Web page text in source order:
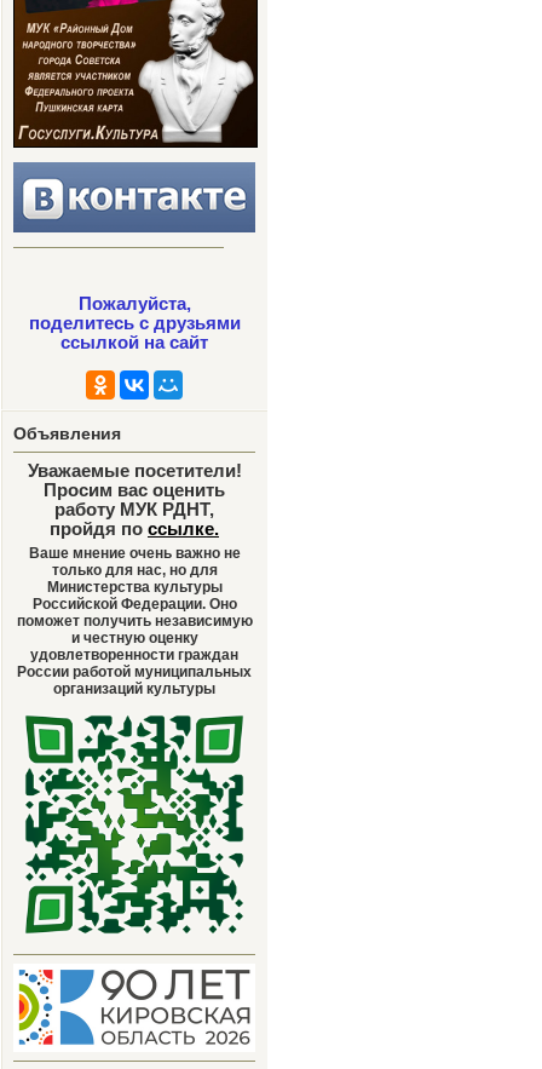
Пожалуйста,
поделитесь с друзьями
ссылкой на сайт
Объявления
Уважаемые посетители!
Просим вас оценить
работу МУК РДНТ,
пройдя по ссылке.
Ваше мнение очень важно не
только для нас, но для
Министерства культуры
Российской Федерации. Оно
поможет получить независимую
и честную оценку
удовлетворенности граждан
России работой муниципальных
организаций культуры